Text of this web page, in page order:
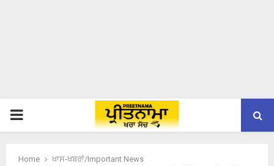
PRIMARY
Home
ਖਾਸ-ਖਬਰਾਂ/Important News